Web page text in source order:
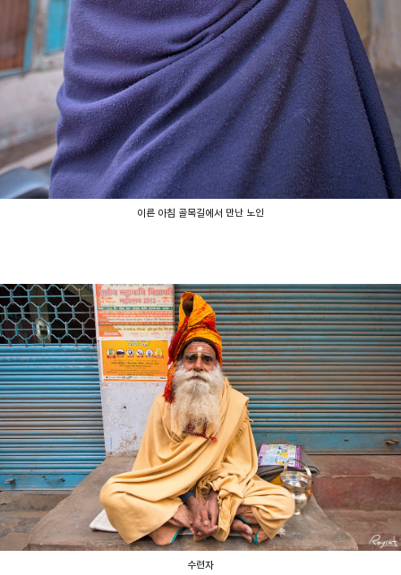
이른 아침 골목길에서 만난 노인
수련자